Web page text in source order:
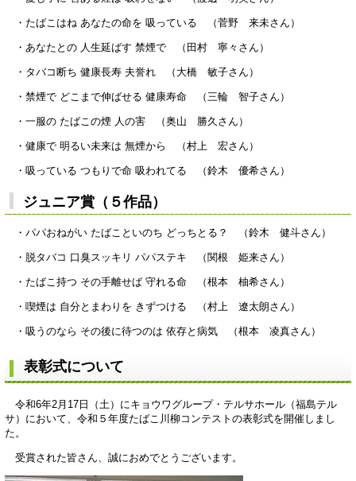
・たばこはね あなたの命を 吸っている （菅野 来未さん）
・あなたとの 人生延ばす 禁煙で （田村 寧々さん）
・タバコ断ち 健康長寿 夫誉れ （大橋 敏子さん）
・禁煙で どこまで伸ばせる 健康寿命 （三輪 智子さん）
・一服の たばこの煙 人の害 （奥山 勝久さん）
・健康で 明るい未来は 無煙から （村上 宏さん）
・吸っている つもりで命 吸われてる （鈴木 優希さん）
ジュニア賞（５作品）
・パパおねがい たばこといのち どっちとる？ （鈴木 健斗さん）
・脱タバコ 口臭スッキリ パパステキ （関根 姫来さん）
・たばこ持つ その手離せば 守れる命 （根本 柚希さん）
・喫煙は 自分とまわりを きずつける （村上 遼太朗さん）
・吸うのなら その後に待つのは 依存と病気 （根本 凌真さん）
表彰式について
令和6年2月17日（土）にキョウワグループ・テルサホール（福島テル
サ）において、令和５年度たばこ川柳コンテストの表彰式を開催しまし
た。
受賞された皆さん、誠におめでとうございます。